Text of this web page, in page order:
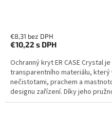
€8,31 bez DPH
€10,22 s DPH
Ochranný kryt ER CASE Crystal
transparentního materiálu,
nečistotami, prachem a
designu zařízení. Díky jeho
snadné a...